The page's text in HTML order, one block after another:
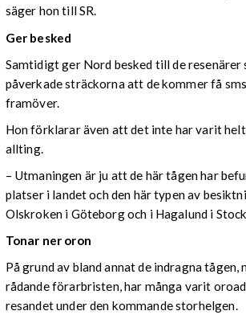
säger hon till SR.
Ger besked
Samtidigt ger Nord besked till de resenärer
påverkade sträckorna att de kommer få
framöver.
Hon förklarar även att det inte har varit
allting.
– Utmaningen är ju att de här tågen har
platser i landet och den här typen av
Olskroken i Göteborg och i Hagalund i
Tonar ner oron
På grund av bland annat de indragna tågen,
rådande förarbristen, har många varit
resandet under den kommande storhelgen.